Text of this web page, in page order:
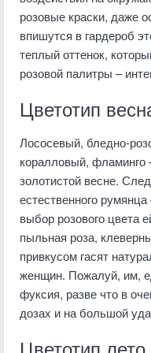
розовые краски, даже
впишутся в гардероб
теплый оттенок,
розовой палитры –
Цветотип
Лососевый, бледно-
коралловый, фламинго
золотистой весне.
естественного
выбор розового цвета
пыльная роза,
привкусом гасят
женщин. Пожалуй, им,
фуксия, разве что в
дозах и на большой